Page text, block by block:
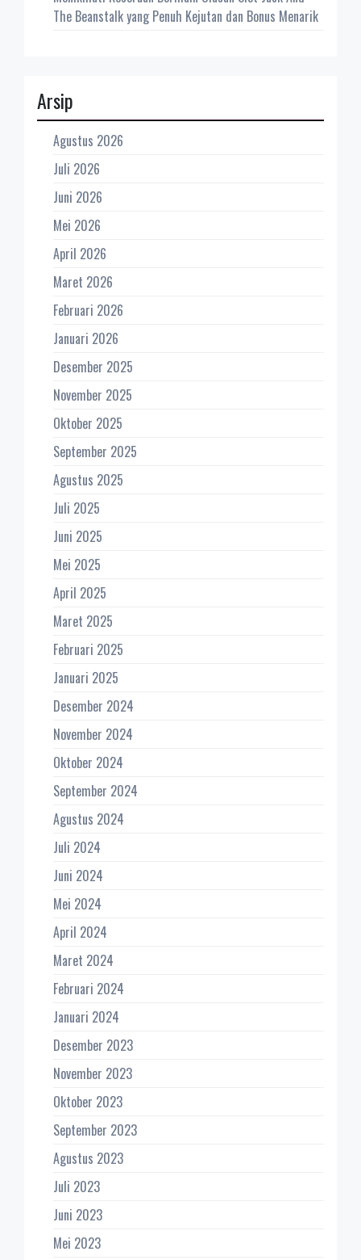
The Beanstalk yang Penuh Kejutan dan Bonus Menarik
Arsip
Agustus 2026
Juli 2026
Juni 2026
Mei 2026
April 2026
Maret 2026
Februari 2026
Januari 2026
Desember 2025
November 2025
Oktober 2025
September 2025
Agustus 2025
Juli 2025
Juni 2025
Mei 2025
April 2025
Maret 2025
Februari 2025
Januari 2025
Desember 2024
November 2024
Oktober 2024
September 2024
Agustus 2024
Juli 2024
Juni 2024
Mei 2024
April 2024
Maret 2024
Februari 2024
Januari 2024
Desember 2023
November 2023
Oktober 2023
September 2023
Agustus 2023
Juli 2023
Juni 2023
Mei 2023